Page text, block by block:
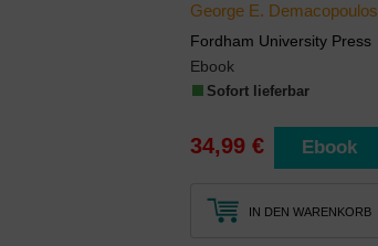
George E. Demacopoulos
Fordham University Press
Ebook
Sofort lieferbar
34,99 € Ebook
IN DEN WARENKORB